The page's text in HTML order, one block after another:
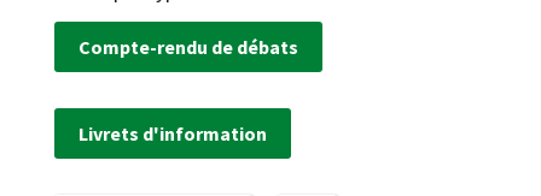
Compte-rendu de débats
Livrets d'information